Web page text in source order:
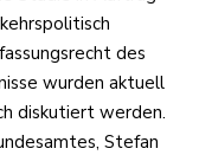
des
wurden aktuell
diskutiert werden.
Stefan